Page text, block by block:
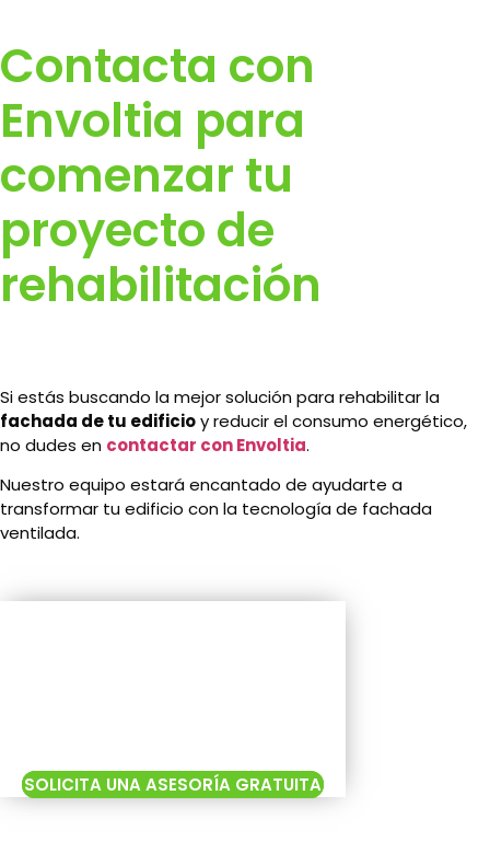
Contacta con
Envoltia para
comenzar tu
proyecto de
rehabilitación
Si estás buscando la mejor solución para rehabilitar la
fachada de tu edificioy reducir el consumo energético,
no dudes en contactar con Envoltia.
Nuestro equipo estará encantado de ayudarte a
transformar tu edificio con la tecnología de fachada
ventilada.
SOLICITA UNA ASESORÍA GRATUITA